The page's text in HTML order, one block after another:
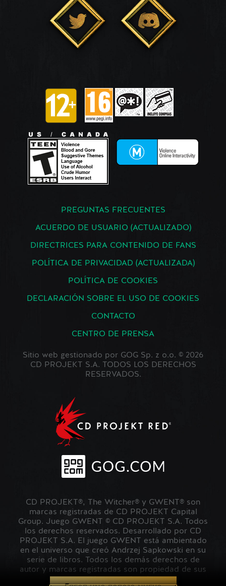
PREGUNTAS FRECUENTES
ACUERDO DE USUARIO (ACTUALIZADO)
DIRECTRICES PARA CONTENIDO DE FANS
POLÍTICA DE PRIVACIDAD (ACTUALIZADA)
POLÍTICA DE COOKIES
DECLARACIÓN SOBRE EL USO DE COOKIES
CONTACTO
CENTRO DE PRENSA
Sitio web gestionado por GOG Sp. z o.o. © 2026
CD PROJEKT S.A. TODOS LOS DERECHOS
RESERVADOS.
CD PROJEKT®, The Witcher® y GWENT® son
marcas registradas de CD PROJEKT Capital
Group. Juego GWENT © CD PROJEKT S.A. Todos
los derechos reservados. Desarrollado por CD
PROJEKT S.A. El juego GWENT está ambientado
en el universo que creó Andrzej Sapkowski en su
serie de libros. Todos los demás derechos de
autor y marcas registradas son propiedad de sus
respectivos propietarios.